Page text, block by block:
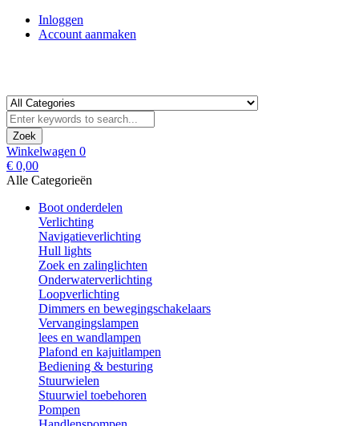
Inloggen
Account aanmaken
Zoek
Winkelwagen 0
€ 0,00
Alle Categorieën
Boot onderdelen
Verlichting
Navigatieverlichting
Hull lights
Zoek en zalinglichten
Onderwaterverlichting
Loopverlichting
Dimmers en bewegingschakelaars
Vervangingslampen
lees en wandlampen
Plafond en kajuitlampen
Bediening & besturing
Stuurwielen
Stuurwiel toebehoren
Pompen